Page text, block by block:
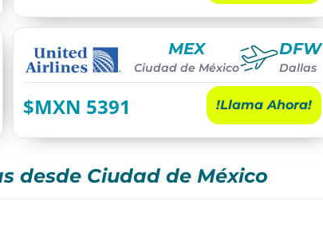
MEX
Ciudad de México
DFW
Dallas
$MXN 5391 !Llama Ahora!
desde Ciudad de México